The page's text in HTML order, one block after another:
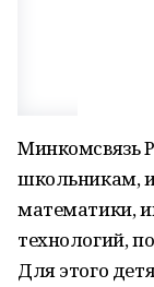
Минкомсвязь
школьникам,
математики,
технологий,
Для этого